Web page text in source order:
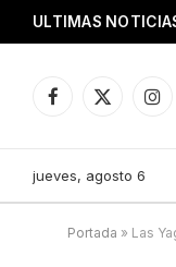
ULTIMAS
Facebook
X
jueves, agosto 6
Portada » Las